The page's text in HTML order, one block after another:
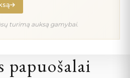
turimą auksą gamybai.
papuošalai